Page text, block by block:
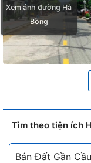
Xem ảnh đường Hà
Bồng
Tìm theo tiện ích
Bán Đất Gần